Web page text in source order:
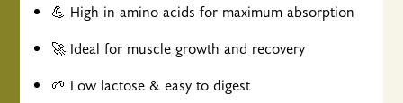
💪 High in amino acids for maximum absorption
🚀 Ideal for muscle growth and recovery
🌱 Low lactose & easy to digest